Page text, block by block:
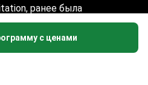
с ценами
ранее была
(2024–2025). Рейтинг 4.6 на
может быть